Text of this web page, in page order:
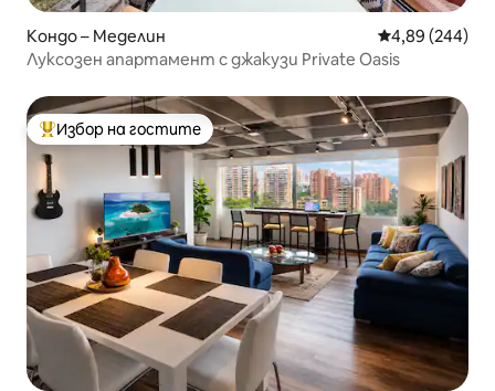
Кондо – Меделин Средна
4,89 (244)
Луксозен апартамент с джакузи Private Oasis
Най-популярен избор на гостите
Избор на гостите